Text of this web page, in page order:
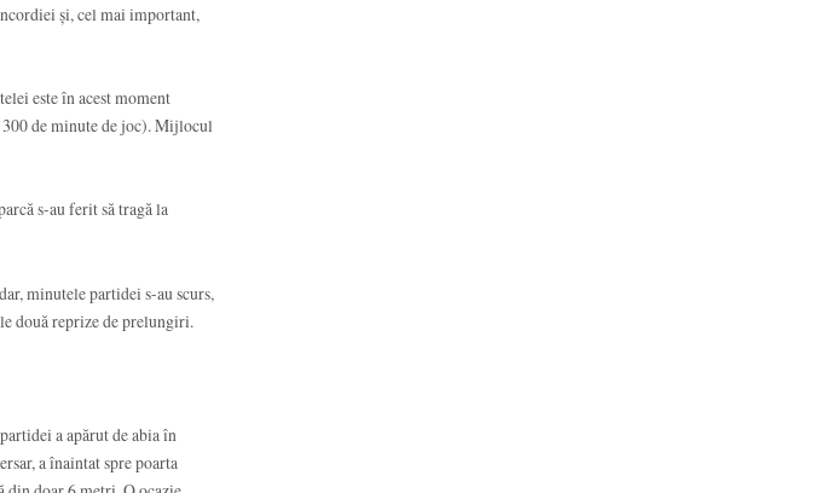
și, cel mai important,
este în acest moment
de minute de joc). Mijlocul
s-au ferit să tragă la
minutele partidei s-au scurs,
două reprize de prelungiri.
a apărut de abia în
a înaintat spre poarta